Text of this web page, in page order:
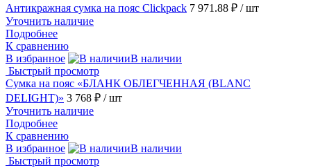
Антикражная сумка на пояс Clickpack 7 971.88 ₽ / шт
Уточнить наличие
Подробнее
К сравнению
В избранное
В наличии
Быстрый просмотр
Сумка на пояс «БЛАНК ОБЛЕГЧЕННАЯ (BLANC
DELIGHT)» 3 768 ₽ / шт
Уточнить наличие
Подробнее
К сравнению
В избранное
В наличии
Быстрый просмотр